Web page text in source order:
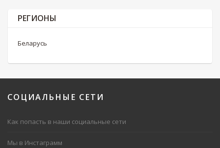
РЕГИОНЫ
Беларусь
СОЦИАЛЬНЫЕ СЕТИ
Как попасть в наши социальные сети
Мы в Инстаграмм